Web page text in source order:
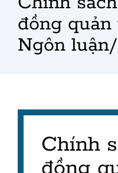
đồng
Ngôn
Chính